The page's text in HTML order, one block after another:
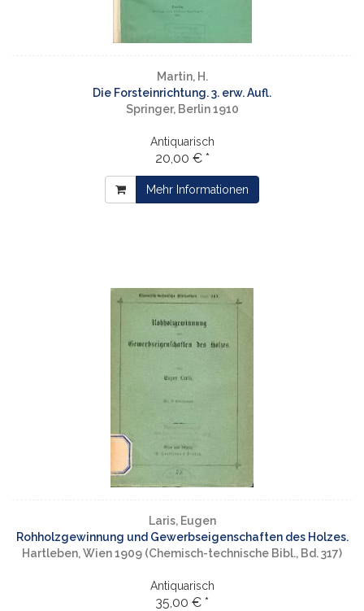
Martin, H.
Die Forsteinrichtung. 3. erw. Aufl.
Springer, Berlin 1910
Antiquarisch
20,00 € *
Mehr Informationen
Laris, Eugen
Rohholzgewinnung und Gewerbseigenschaften des Holzes.
Hartleben, Wien 1909 (Chemisch-technische Bibl., Bd. 317)
Antiquarisch
35,00 € *